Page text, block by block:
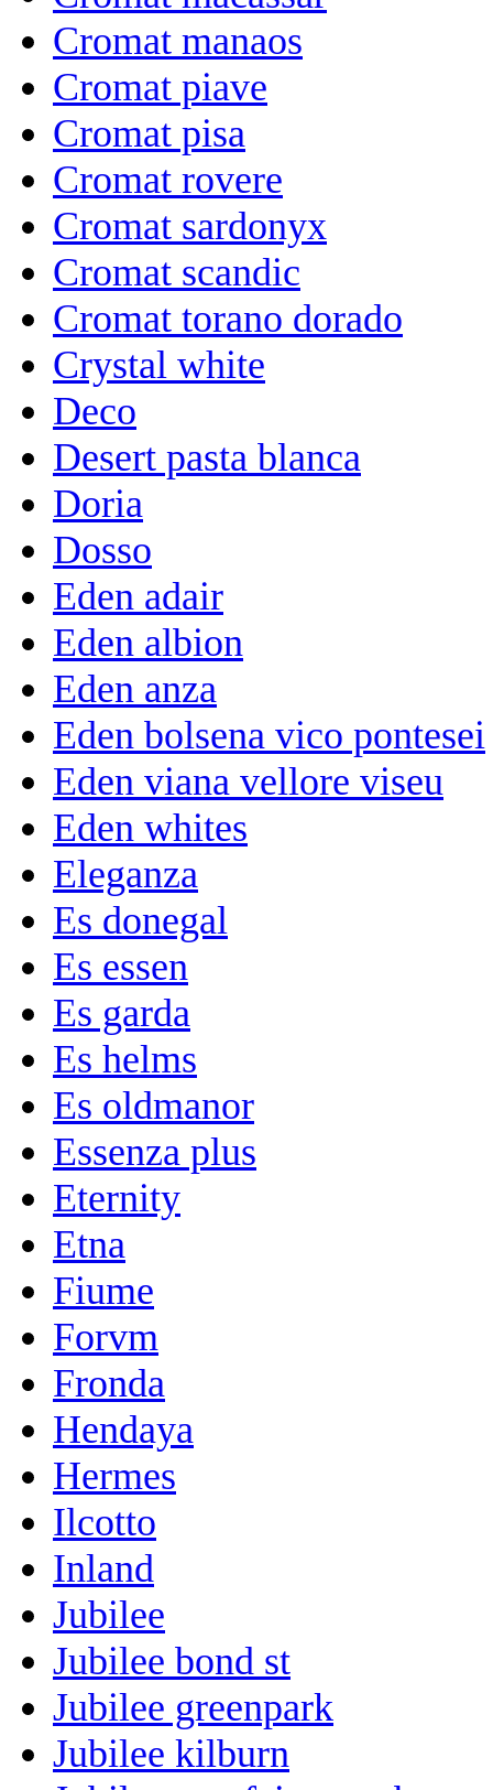
Cromat manaos
Cromat piave
Cromat pisa
Cromat rovere
Cromat sardonyx
Cromat scandic
Cromat torano dorado
Crystal white
Deco
Desert pasta blanca
Doria
Dosso
Eden adair
Eden albion
Eden anza
Eden bolsena vico pontesei
Eden viana vellore viseu
Eden whites
Eleganza
Es donegal
Es essen
Es garda
Es helms
Es oldmanor
Essenza plus
Eternity
Etna
Fiume
Forvm
Fronda
Hendaya
Hermes
Ilcotto
Inland
Jubilee
Jubilee bond st
Jubilee greenpark
Jubilee kilburn